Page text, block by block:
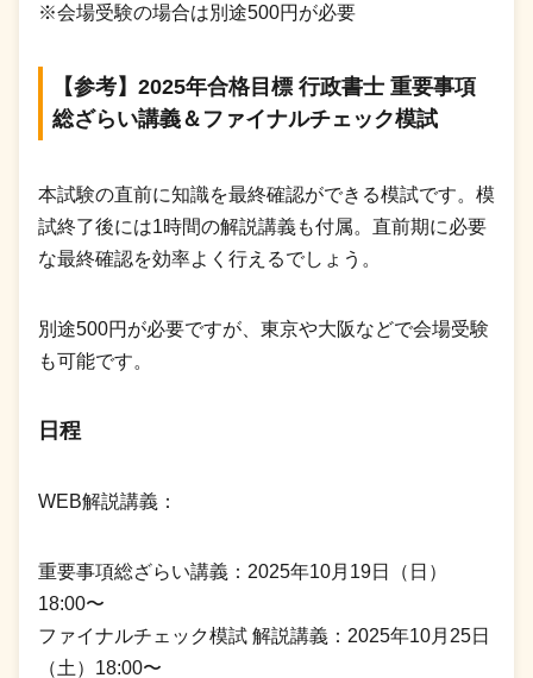
※会場受験の場合は別途500円が必要
【参考】2025年合格目標 行政書士 重要事項
総ざらい講義＆ファイナルチェック模試
本試験の直前に知識を最終確認ができる模試です。模
試終了後には1時間の解説講義も付属。直前期に必要
な最終確認を効率よく行えるでしょう。
別途500円が必要ですが、東京や大阪などで会場受験
も可能です。
日程
WEB解説講義：
重要事項総ざらい講義：2025年10月19日（日）
18:00〜
ファイナルチェック模試 解説講義：2025年10月25日
（土）18:00〜